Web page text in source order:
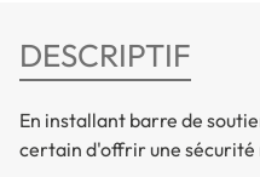
DESCRIPTIF
En installant barre de
certain d'offrir une sécurité